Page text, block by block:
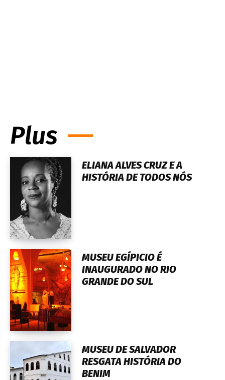
Plus
ELIANA ALVES CRUZ E A
HISTÓRIA DE TODOS NÓS
MUSEU EGÍPICIO É
INAUGURADO NO RIO
GRANDE DO SUL
MUSEU DE SALVADOR
RESGATA HISTÓRIA DO
BENIM